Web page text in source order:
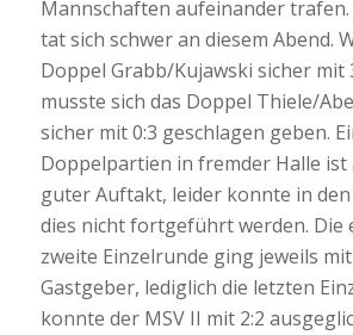
Mannschaften aufeinander trafen.
tat sich schwer an diesem Abend.
Doppel Grabb/Kujawski sicher mit
musste sich das Doppel Thiele/
sicher mit 0:3 geschlagen geben.
Doppelpartien in fremder Halle ist
guter Auftakt, leider konnte in
dies nicht fortgeführt werden. Die
zweite Einzelrunde ging jeweils
Gastgeber, lediglich die letzten
konnte der MSV II mit 2:2